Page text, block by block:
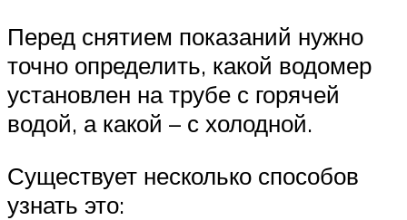
Перед снятием показаний нужно
точно определить, какой водомер
установлен на трубе с горячей
водой, а какой – с холодной.
Существует несколько способов
узнать это: